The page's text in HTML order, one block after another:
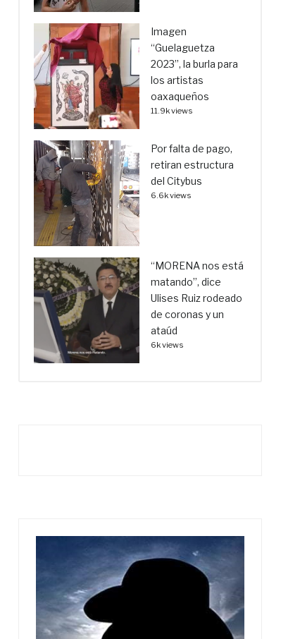
Imagen
“Guelaguetza
2023”, la burla para
los artistas
oaxaqueños
11.9k views
Por falta de pago,
retiran estructura
del Citybus
6.6k views
“MORENA nos está
matando”, dice
Ulises Ruiz rodeado
de coronas y un
ataúd
6k views